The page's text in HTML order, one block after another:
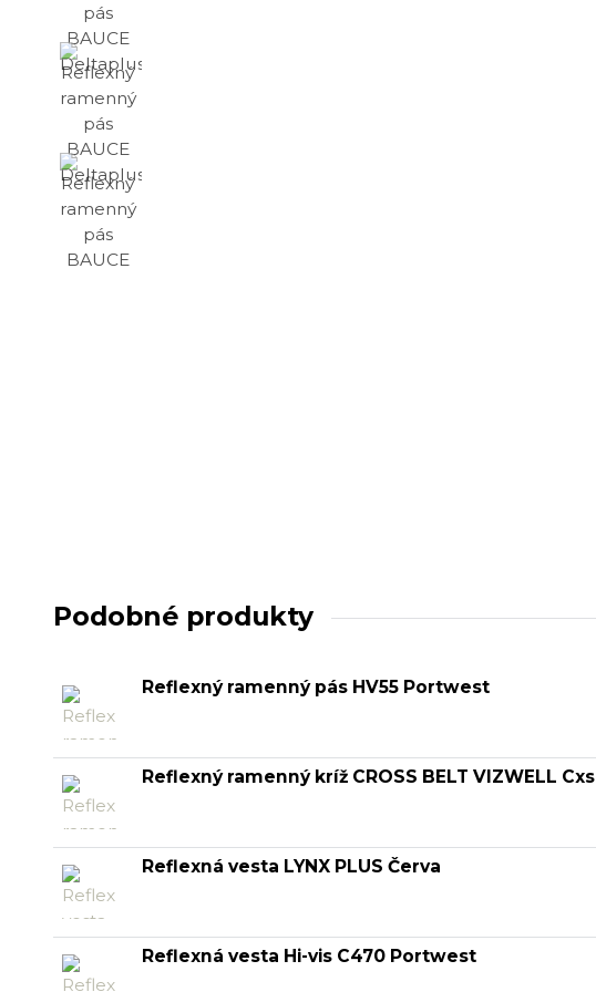
Podobné produkty
Reflexný ramenný pás HV55 Portwest
Reflexný ramenný kríž CROSS BELT VIZWELL Cxs
Reflexná vesta LYNX PLUS Červa
Reflexná vesta Hi-vis C470 Portwest